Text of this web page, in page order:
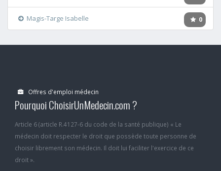
0
Magis-Targe Isabelle
Offres d'emploi médecin
Pourquoi ChoisirUnMedecin.com ?
Article 6 (article R.4127-6 du code de la santé publique) « Le
médecin doit respecter le droit que possède toute personne de
choisir librement son médecin. Il doit lui faciliter l'exercice de ce
droit ».